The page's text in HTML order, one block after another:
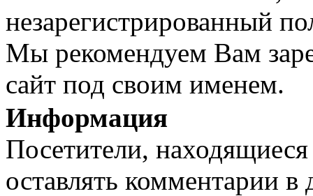
незарегистрированный
Мы рекомендуем Вам
сайт под своим именем.
Информация
Посетители,
оставлять комментарии в